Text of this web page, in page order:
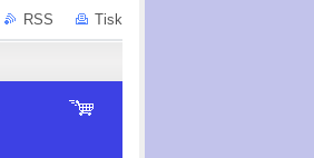
RSS Tisk